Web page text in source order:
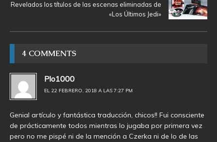
Revelados los títulos de las escenas eliminadas de
«Los Últimos Jedi»
4 COMMENTS
Plo1000
EL 22 FEBRERO, 2018 A LAS 7:27 PM
Genial artículo y fantástica traducción, chicos!! Fui consciente
de prácticamente todos mientras lo jugaba por primera vez
pero no me pispé ni de la mención a Czerka ni de lo de las